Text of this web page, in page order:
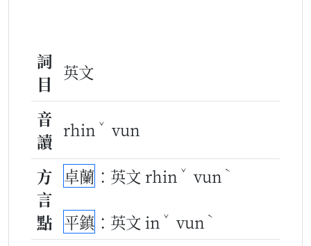
詞
目
英文
音
讀
rhin ˇ vun
方
言
點
卓蘭 ：英文 rhin ˇ vun ˋ
平鎮 ：英文 in ˇ vun ˋ